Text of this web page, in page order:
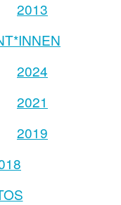
2013
2024
2021
2019